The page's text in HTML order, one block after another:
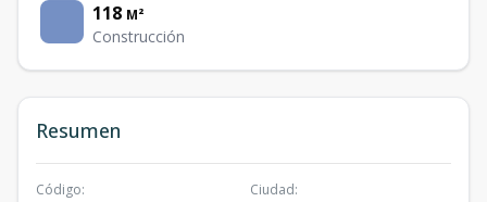
118 M²
Construcción
Resumen
Código: Ciudad: